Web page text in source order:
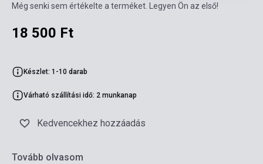
Még senki sem értékelte a terméket. Legyen Ön az első!
18 500 Ft
Készlet: 1-10 darab
Várható szállítási idő: 2 munkanap
Kedvencekhez hozzáadás
Tovább olvasom